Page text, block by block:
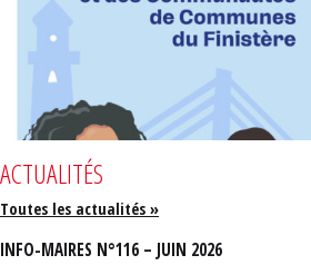
ACTUALITÉS
Toutes les actualités »
INFO-MAIRES N°116 – JUIN 2026